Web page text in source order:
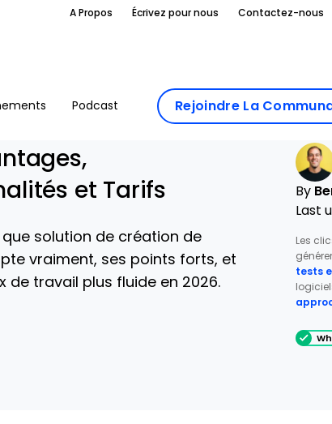
A Propos Écrivez pour nous Contactez-nous
Podcast Rejoindre La
et Tarifs
que solution de création de
vraiment, ses points forts, et
de travail plus fluide en 2026.
By
Last
Les
tests